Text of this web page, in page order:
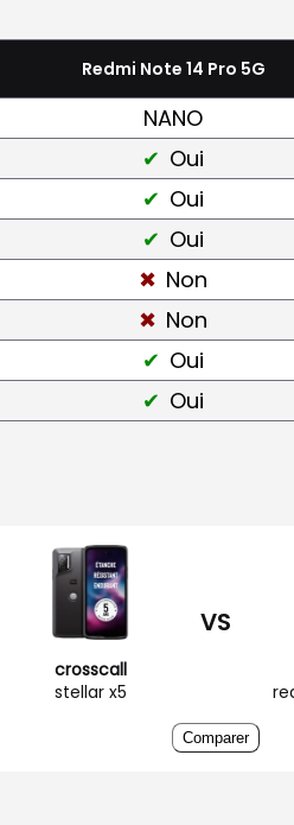
Redmi Note 14 Pro 5G
NANO
Oui
Oui
Oui
Non
Non
Oui
Oui
crosscall
stellar x5
VS
Comparer